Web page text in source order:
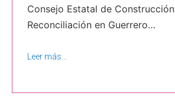
Consejo Estatal de
Reconciliación en Guerrero…
Leer más…